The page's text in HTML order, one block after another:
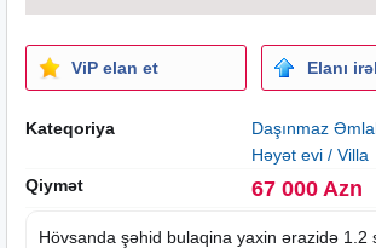
ViP elan et Elanı
Kateqoriya
Daşınmaz
Həyət evi / Villa
Qiymət
67 000 Azn
Hövsanda şəhid bulaqina yaxin ərazidə 1.2